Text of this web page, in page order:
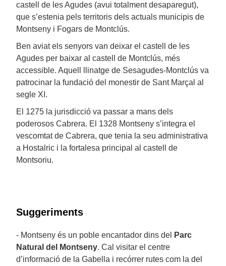
castell de les Agudes (avui totalment desaparegut),
que s’estenia pels territoris dels actuals municipis de
Montseny i Fogars de Montclús.
Ben aviat els senyors van deixar el castell de les
Agudes per baixar al castell de Montclús, més
accessible. Aquell llinatge de Sesagudes-Montclús va
patrocinar la fundació del monestir de Sant Marçal al
segle XI.
El 1275 la jurisdicció va passar a mans dels
poderosos Cabrera. El 1328 Montseny s’integra el
vescomtat de Cabrera, que tenia la seu administrativa
a Hostalric i la fortalesa principal al castell de
Montsoriu.
Suggeriments
- Montseny és un poble encantador dins del
Parc
Natural del Montseny. Cal visitar el centre
d’informació de la Gabella i recórrer rutes com la del